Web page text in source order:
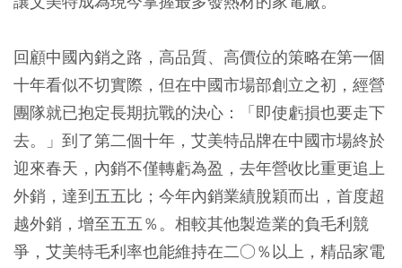
回顧中國內銷之路，高品質、高價位的策略在第一個
十年看似不切實際，但在中國市場部創立之初，經營
團隊就已抱定長期抗戰的決心：「即使虧損也要走下
去。」到了第二個十年，艾美特品牌在中國市場終於
迎來春天，內銷不僅轉虧為盈，去年營收比重更追上
外銷，達到五五比；今年內銷業績脫穎而出，首度超
越外銷，增至五五％。相較其他製造業的負毛利競
爭，艾美特毛利率也能維持在二○％以上，精品家電